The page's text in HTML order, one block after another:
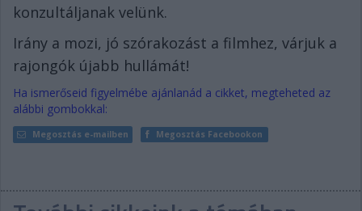
konzultáljanak velünk.
Irány a mozi, jó szórakozást a filmhez, várjuk a
rajongók újabb hullámát!
Ha ismerőseid figyelmébe ajánlanád a cikket, megteheted az
alábbi gombokkal:
Megosztás e-mailben Megosztás Facebookon